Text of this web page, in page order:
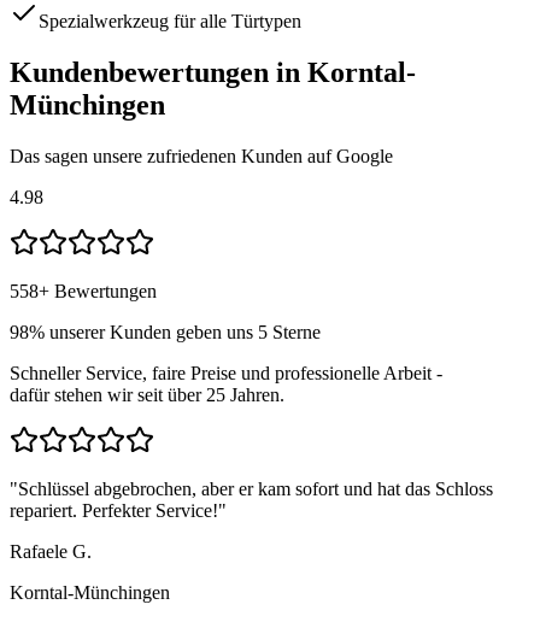
Spezialwerkzeug für alle Türtypen
Kundenbewertungen in Korntal-
Münchingen
Das sagen unsere zufriedenen Kunden auf Google
4.98
558+ Bewertungen
98% unserer Kunden geben uns 5 Sterne
Schneller Service, faire Preise und professionelle Arbeit -
dafür stehen wir seit über 25 Jahren.
"Schlüssel abgebrochen, aber er kam sofort und hat das Schloss
repariert. Perfekter Service!"
Rafaele G.
Korntal-Münchingen